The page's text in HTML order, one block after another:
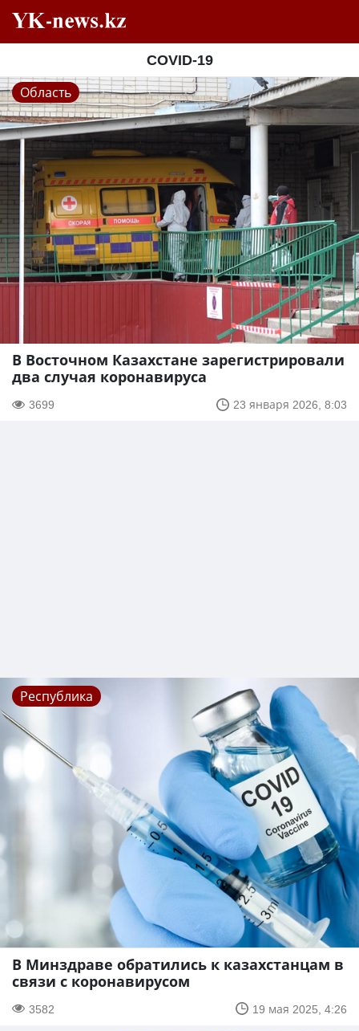
COVID-19
Область
В Восточном Казахстане зарегистрировали
два случая коронавируса
3699 23 января 2026, 8:03
Республика
В Минздраве обратились к казахстанцам в
связи с коронавирусом
3582 19 мая 2025, 4:26